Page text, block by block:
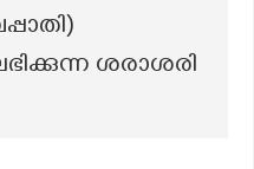
ശരാശരി